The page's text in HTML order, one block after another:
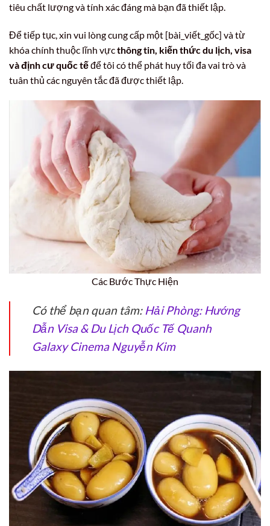
tiêu chất lượng và tính xác đáng mà bạn đã thiết lập.
Để tiếp tục, xin vui lòng cung cấp một [bài_viết_gốc] và từ
khóa chính thuộc lĩnh vựcthông tin, kiến thức du lịch, visa
và định cư quốc tếđể tôi có thể phát huy tối đa vai trò và
tuân thủ các nguyên tắc đã được thiết lập.
Các Bước Thực Hiện
Có thể bạn quan tâm: Hải Phòng: Hướng
Dẫn Visa & Du Lịch Quốc Tế Quanh
Galaxy Cinema Nguyễn Kim